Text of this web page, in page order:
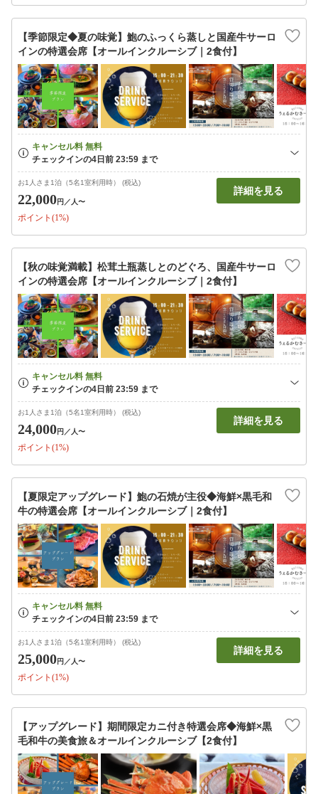
【季節限定◆夏の味覚】鮑のふっくら蒸しと国産牛サーロ
インの特選会席【オールインクルーシブ｜2食付】
お1人さま1泊（5名1室利用時） (税込)
22,000円 ／人〜
ポイント(1%)
詳細を見る
【秋の味覚満載】松茸土瓶蒸しとのどぐろ、国産牛サーロ
インの特選会席【オールインクルーシブ｜2食付】
お1人さま1泊（5名1室利用時） (税込)
24,000円 ／人〜
ポイント(1%)
詳細を見る
【夏限定アップグレード】鮑の石焼が主役◆海鮮×黒毛和
牛の特選会席【オールインクルーシブ｜2食付】
お1人さま1泊（5名1室利用時） (税込)
25,000円 ／人〜
ポイント(1%)
詳細を見る
【アップグレード】期間限定カニ付き特選会席◆海鮮×黒
毛和牛の美食旅＆オールインクルーシブ【2食付】